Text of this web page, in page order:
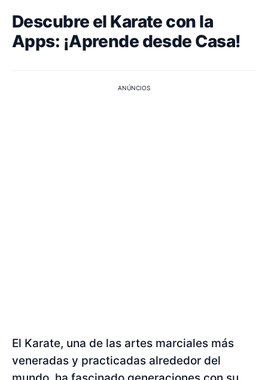
Descubre el Karate con la
Apps: ¡Aprende desde Casa!
ANÚNCIOS
El Karate, una de las artes marciales más
veneradas y practicadas alrededor del